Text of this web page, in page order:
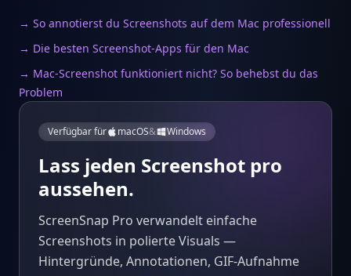
→ So annotierst du Screenshots auf dem Mac professionell
→ Die besten Screenshot-Apps für den Mac
→ Mac-Screenshot funktioniert nicht? So behebst du das
Problem
Verfügbar für macOS& Windows
Lass jeden Screenshot pro
aussehen.
ScreenSnap Pro verwandelt einfache
Screenshots in polierte Visuals —
Hintergründe, Annotationen, GIF-Aufnahme